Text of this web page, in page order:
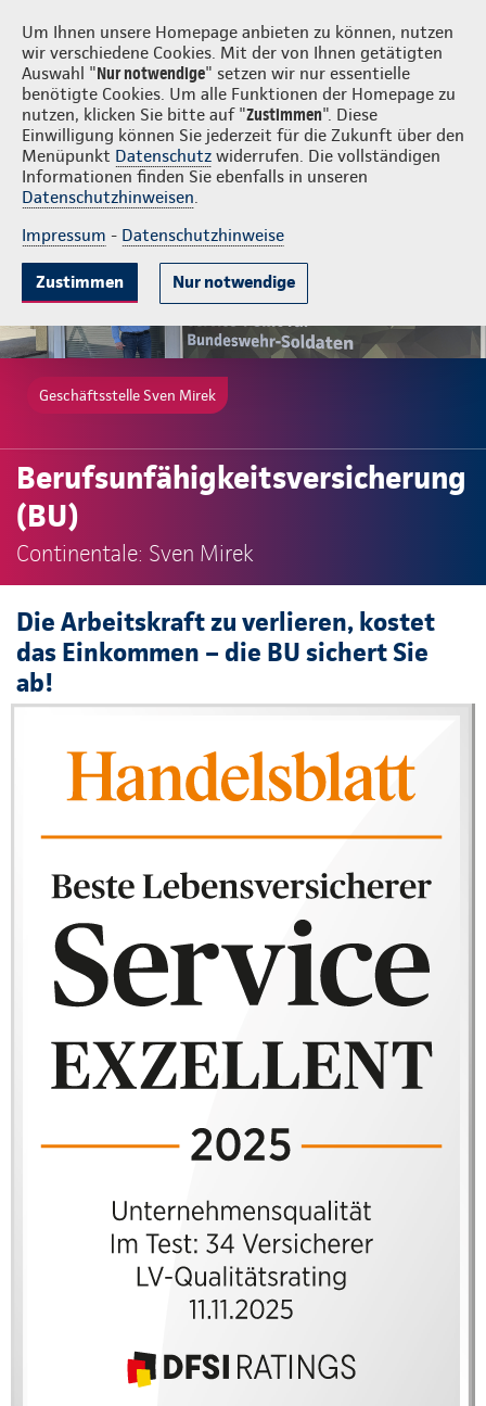
Um Ihnen unsere Homepage anbieten zu können, nutzen
wir verschiedene Cookies. Mit der von Ihnen getätigten
Auswahl "Nur notwendige" setzen wir nur essentielle
benötigte Cookies. Um alle Funktionen der Homepage zu
nutzen, klicken Sie bitte auf "Zustimmen". Diese
Einwilligung können Sie jederzeit für die Zukunft über den
Menüpunkt Datenschutz widerrufen. Die vollständigen
Informationen finden Sie ebenfalls in unseren
Datenschutzhinweisen.
Impressum - Datenschutzhinweise
Zustimmen Nur notwendige
Sven Mirek Login
Gute Gründe Tarife & Leistungen Wissenswertes Beratung &
Geschäftsstelle Sven Mirek
Berufsunfähigkeitsversicherung
(BU)
Continentale: Sven Mirek
Die Arbeitskraft zu verlieren, kostet
das Einkommen – die BU sichert Sie
ab!